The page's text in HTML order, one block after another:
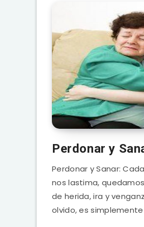
Perdonar y
Perdonar y Sanar:
nos lastima,
de herida, ira y
olvido, es